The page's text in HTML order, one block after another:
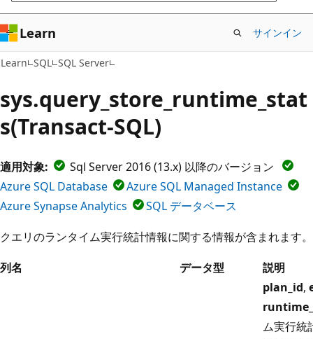
キ
ッ
プ
Learn サインイン
Learn SQL SQL Server
sys.query_store_runtime_stat
s(Transact-SQL)
適用対象:
Sql Server 2016 (13.x) 以降のバージョン
Azure SQL Database
Azure SQL Managed Instance
Azure Synapse Analytics
SQL データベース
クエリのランタイム実行統計情報に関する情報が含まれます。
列名
データ型 説明
plan_id,
ム実行統